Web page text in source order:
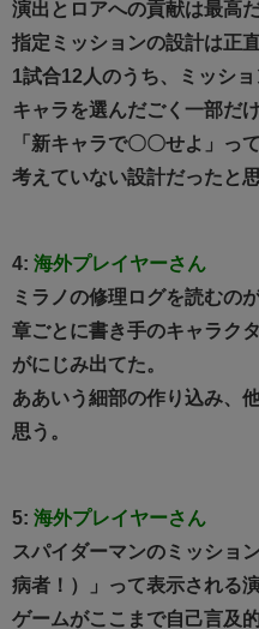
演出とロアへの貢献は最高
指定ミッションの設計は正
1試合12人のうち、ミッシ
キャラを選んだごく一部だけ
「新キャラで〇〇せよ」っ
考えていない設計だったと思
4: 海外プレイヤーさん
ミラノの修理ログを読むの
章ごとに書き手のキャラク
がにじみ出てた。
ああいう細部の作り込み、
思う。
5: 海外プレイヤーさん
スパイダーマンのミッショ
病者！）」って表示される
ゲームがここまで自己言及